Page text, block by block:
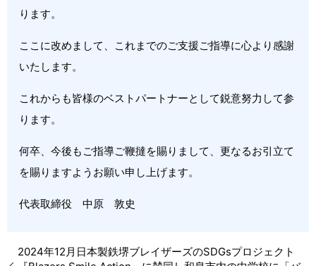
ります。
ここに改めまして、これまでのご支援ご指導に心より感謝
いたします。
これからも皆様のベストパートナーとして鋭意努力して参
ります。
何卒、今後もご指導ご鞭撻を賜りまして、更なるお引立て
を賜りますようお願い申し上げます。
代表取締役 中原 敦史
2024年12月日本製鉄堺ブレイザーズのSDGsプロジェクト